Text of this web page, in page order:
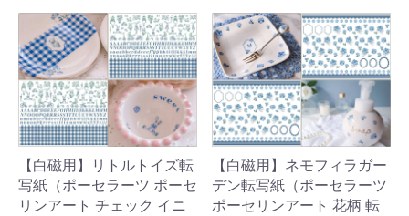
【白磁用】リトルトイズ転
写紙（ポーセラーツ ポーセ
リンアート チェック イニ
【白磁用】ネモフィラガー
デン転写紙（ポーセラーツ
ポーセリンアート 花柄 転